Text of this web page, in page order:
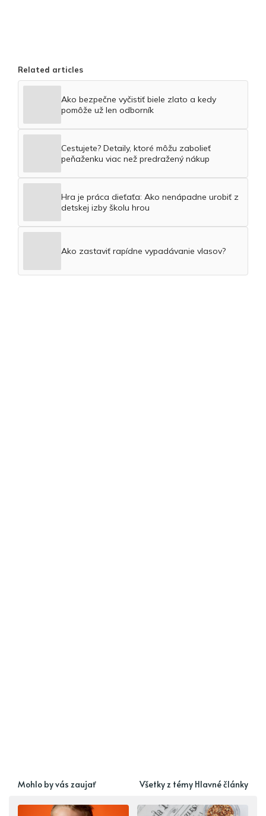
Related articles
Ako bezpečne vyčistiť biele zlato a kedy
pomôže už len odborník
Cestujete? Detaily, ktoré môžu zabolieť
peňaženku viac než predražený nákup
Hra je práca dieťaťa: Ako nenápadne urobiť z
detskej izby školu hrou
Ako zastaviť rapídne vypadávanie vlasov?
Mohlo by vás zaujať Všetky z témy Hlavné články